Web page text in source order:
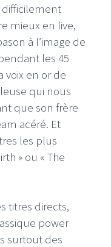
mieux en live,
à l’image de
les 45
voix en or de
qui nous
que son frère
acéré. Et
les plus
» ou « The
titres directs,
power
surtout des